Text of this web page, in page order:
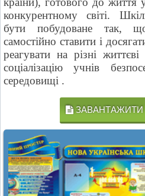
конкурентному світі.
бути побудоване так,
самостійно ставити і
реагувати на різні
соціалізацію учнів
середовищі .
ЗАВАНТАЖИТИ